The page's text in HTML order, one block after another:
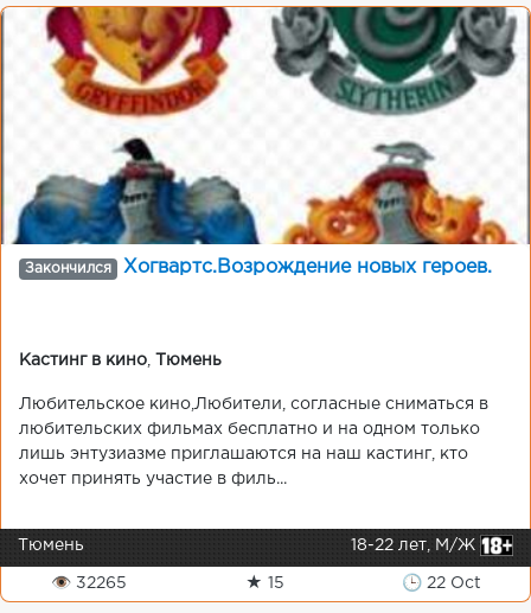
Закончился Хогвартс.Возрождение новых героев.
Кастинг в кино Тюмень
Любительское кино,Любители, согласные сниматься в
любительских фильмах бесплатно и на одном только
лишь энтузиазме приглашаются на наш кастинг, кто
хочет принять участие в филь...
Тюмень 18-22 лет, М/Ж
👁 32265 ★ 15 🕒 22 Oct